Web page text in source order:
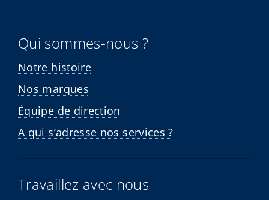
Qui sommes-nous ?
Notre histoire
Nos marques
Équipe de direction
A qui s’adresse nos services ?
Travaillez avec nous